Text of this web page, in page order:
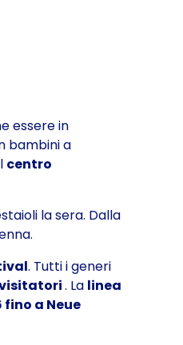
essere in
bambini a
centro
la sera. Dalla
. Tutti i generi
. La linea
fino a Neue